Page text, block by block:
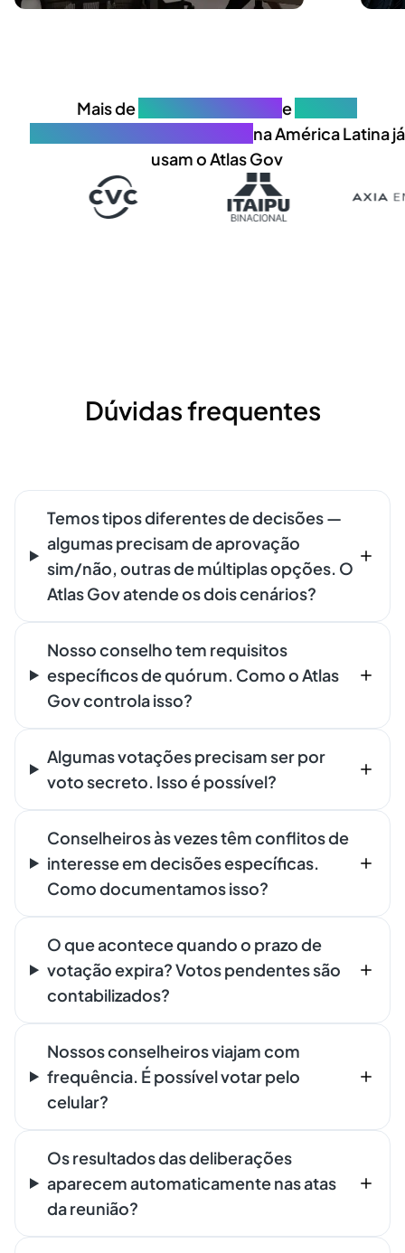
Mais de e
na América Latina já
usam o Atlas Gov
Dúvidas frequentes
Temos tipos diferentes de decisões —
algumas precisam de aprovação
sim/não, outras de múltiplas opções. O
Atlas Gov atende os dois cenários?
Nosso conselho tem requisitos
específicos de quórum. Como o Atlas
Gov controla isso?
Algumas votações precisam ser por
voto secreto. Isso é possível?
Conselheiros às vezes têm conflitos de
interesse em decisões específicas.
Como documentamos isso?
O que acontece quando o prazo de
votação expira? Votos pendentes são
contabilizados?
Nossos conselheiros viajam com
frequência. É possível votar pelo
celular?
Os resultados das deliberações
aparecem automaticamente nas atas
da reunião?